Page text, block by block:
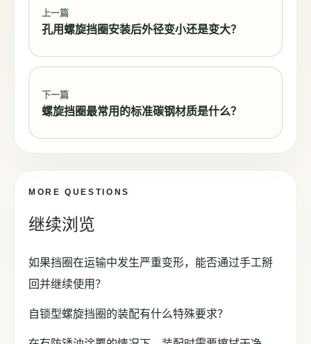
上一篇
孔用螺旋挡圈安装后外径变小还是变大？
下一篇
螺旋挡圈最常用的标准碳钢材质是什么？
MORE QUESTIONS
继续浏览
如果挡圈在运输中发生严重变形，能否通过手工掰
回并继续使用？
自锁型螺旋挡圈的装配有什么特殊要求？